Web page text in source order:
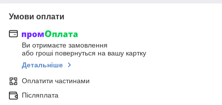
Умови оплати
Ви отримаєте замовлення
або гроші повернуться на вашу картку
Детальніше
Оплатити частинами
Післяплата